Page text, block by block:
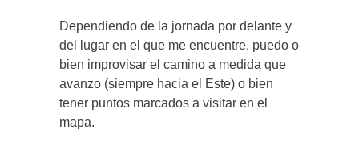
Dependiendo de la jornada por delante y
del lugar en el que me encuentre, puedo o
bien improvisar el camino a medida que
avanzo (siempre hacia el Este) o bien
tener puntos marcados a visitar en el
mapa.